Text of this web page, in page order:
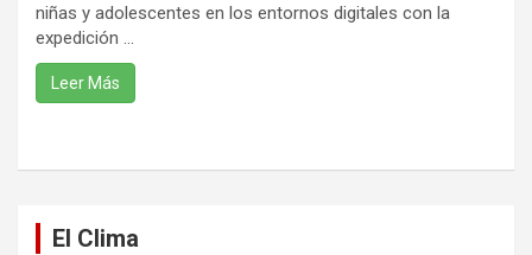
niñas y adolescentes en los entornos digitales con la
expedición ...
Leer Más
El Clima